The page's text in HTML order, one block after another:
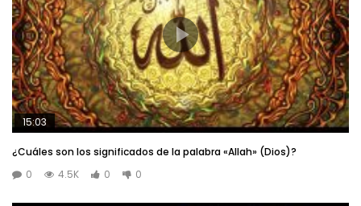
15:03
¿Cuáles son los significados de la palabra «Allah» (Dios)?
0
4.5K 0 0